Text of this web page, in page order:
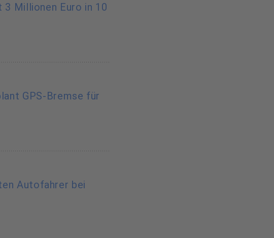
Millionen Euro in 10
GPS-Bremse für
Autofahrer bei